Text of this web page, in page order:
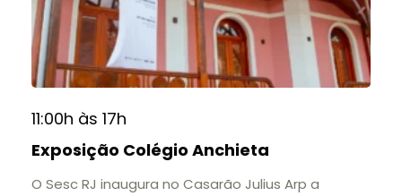
11:00h às 17h
Exposição Colégio Anchieta
O Sesc RJ inaugura no Casarão Julius Arp a